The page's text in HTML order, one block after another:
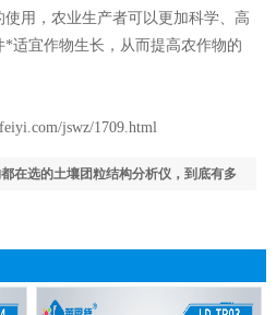
用，农业生产者可以更加科学、高
适宜作物生长，从而提高农作物的
jswz/1709.html
在选的土壤团粒结构分析仪，到底有多